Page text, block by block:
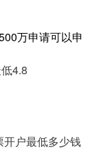
万申请可以申
4.8
开户最低多少钱